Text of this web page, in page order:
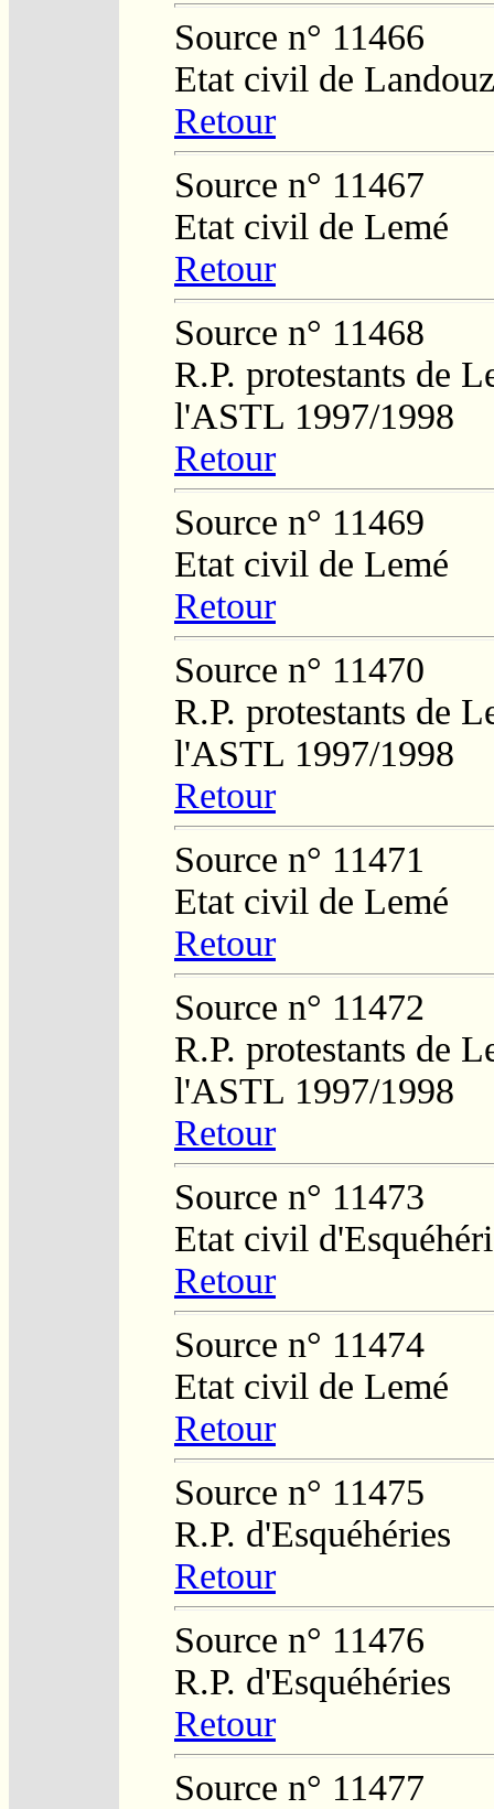
Source n° 11466
Etat civil de
Retour
Source n° 11467
Etat civil de Lemé
Retour
Source n° 11468
R.P. protestants de
l'ASTL 1997/1998
Retour
Source n° 11469
Etat civil de Lemé
Retour
Source n° 11470
R.P. protestants de
l'ASTL 1997/1998
Retour
Source n° 11471
Etat civil de Lemé
Retour
Source n° 11472
R.P. protestants de
l'ASTL 1997/1998
Retour
Source n° 11473
Etat civil
Retour
Source n° 11474
Etat civil de Lemé
Retour
Source n° 11475
R.P. d'Esquéhéries
Retour
Source n° 11476
R.P. d'Esquéhéries
Retour
Source n° 11477